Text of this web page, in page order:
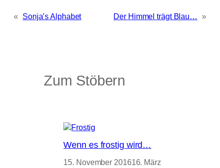
« Sonja’s Alphabet Der Himmel trägt Blau… »
Zum Stöbern
Wenn es frostig wird…
15. November 201616. März